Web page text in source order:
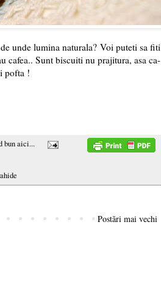
unde lumina naturala? Voi puteti sa fiti
cafea.. Sunt biscuiti nu prajitura, asa ca-
pofta !
bun aici...
Postări mai vechi